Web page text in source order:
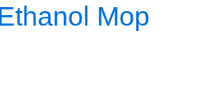
Mop